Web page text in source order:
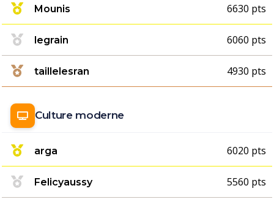
Mounis 6630 pts
legrain 6060 pts
taillelesran 4930 pts
Culture moderne
arga 6020 pts
Felicyaussy 5560 pts